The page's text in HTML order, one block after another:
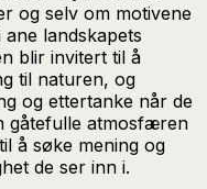
og selv om motivene
landskapets
blir invitert til å
til naturen, og
og ettertanke når de
gåtefulle atmosfæren
å søke mening og
de ser inn i.